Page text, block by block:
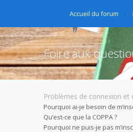
Accueil du forum
Foire aux
Problèmes de connexion et
Pourquoi ai-je besoin de
Qu’est-ce que la COPPA ?
Pourquoi ne puis-je pas